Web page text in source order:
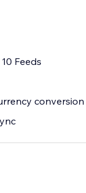
Feeds
conversion